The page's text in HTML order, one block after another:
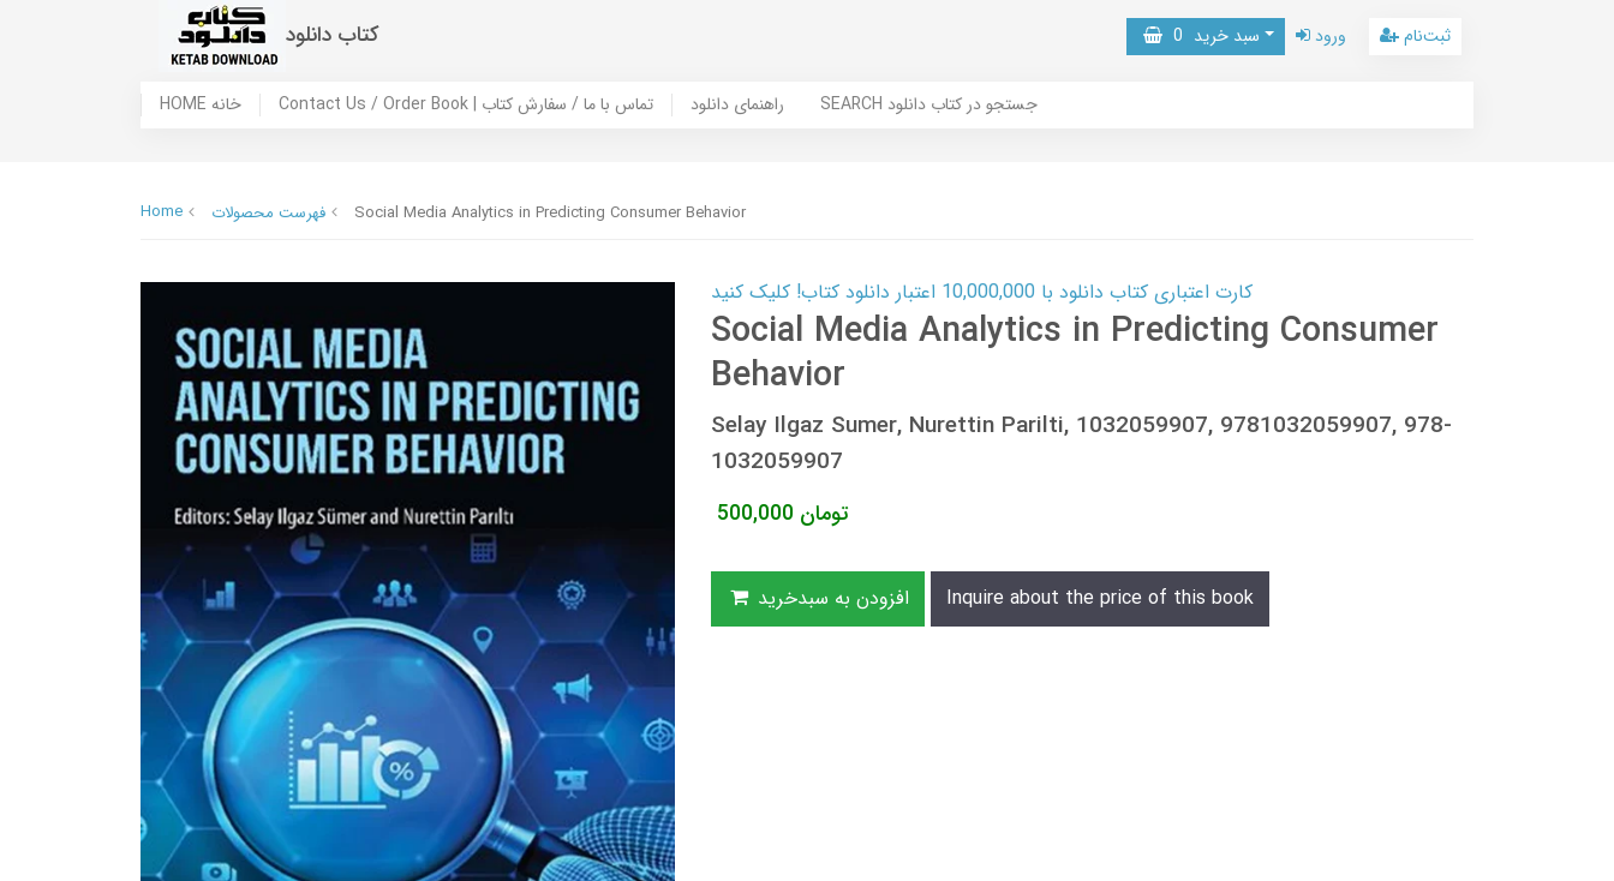
کتاب دانلود سبد خرید 0 ورود ثبت‌نام
HOME خانه Contact Us / Order Book | تماس با ما / سفارش کتاب راهنمای دانلود SEARCH جستجو در کتاب دانلود
Home فهرست محصولات Social Media Analytics in Predicting Consumer Behavior
کارت اعتباری کتاب دانلود با 10,000,000 اعتبار دانلود کتاب! کلیک کنید
Social Media Analytics in Predicting Consumer
Behavior
Selay Ilgaz Sumer, Nurettin Parilti, 1032059907, 9781032059907, 978-
1032059907
500,000 تومان
افزودن به سبدخرید Inquire about the price of this book